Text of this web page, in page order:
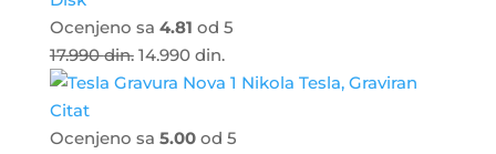
Ocenjeno sa 4.81 od 5
17.990din. 14.990 din.
Nikola Tesla, Graviran
Citat
Ocenjeno sa 5.00od 5